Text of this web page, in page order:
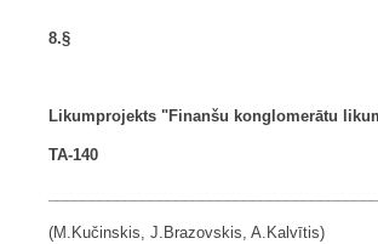
8.§
Likumprojekts "Finanšu konglomerātu
TA-140
(M.Kučinskis, J.Brazovskis, A.Kalvītis)